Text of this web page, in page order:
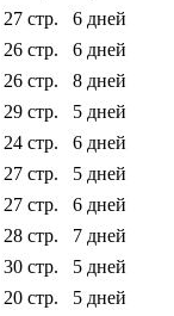
27 стр. 6 дней
26 стр. 6 дней
26 стр. 8 дней
29 стр. 5 дней
24 стр. 6 дней
27 стр. 5 дней
27 стр. 6 дней
28 стр. 7 дней
30 стр. 5 дней
20 стр. 5 дней